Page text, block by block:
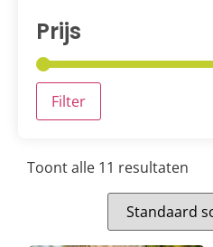
Prijs
Filter
Toont alle 11 resultaten